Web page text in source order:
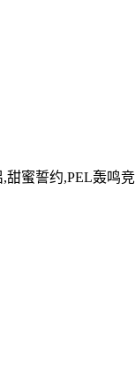
蜜誓约,PEL轰鸣